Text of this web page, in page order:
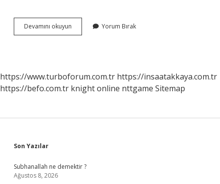
Devamını okuyun
Açılımı
Yorum Bırak
https://www.turboforum.com.tr https://insaatakkaya.com.tr
https://befo.com.tr knight online nttgame Sitemap
Sidebar
Son Yazılar
Subhanallah ne demektir ?
Ağustos 8, 2026